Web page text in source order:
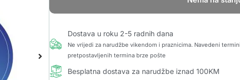
Dostava u roku 2-5 radnih dana
Ne vrijedi za narudžbe vikendom i praznicima. Navedeni
pretpostavljenih termina brze pošte
Besplatna dostava za narudžbe iznad 100KM